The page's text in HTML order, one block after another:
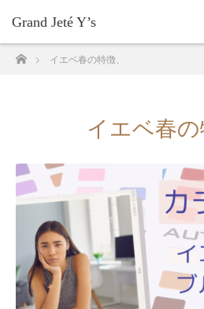
Grand Jeté Y’s
イエベ春の特徴、
イエベ春の